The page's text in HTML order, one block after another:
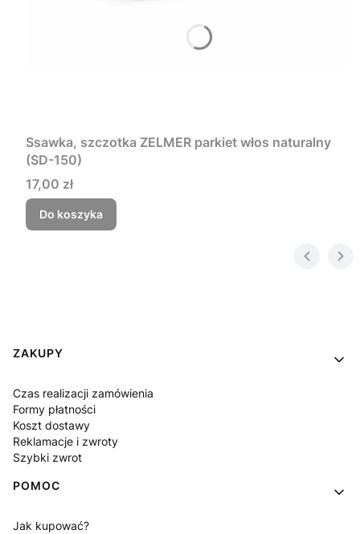
Ssawka, szczotka ZELMER parkiet włos naturalny
(SD-150)
Cena
17,00 zł
Do koszyka
Linki w stopce
ZAKUPY
Czas realizacji zamówienia
Formy płatności
Koszt dostawy
Reklamacje i zwroty
Szybki zwrot
POMOC
Jak kupować?